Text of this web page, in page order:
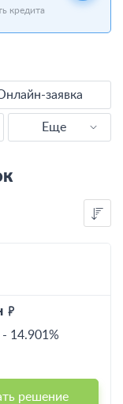
кредита
заявка
Еще
Наличными
Без справок
С плохой КИ
- 14.901%
решение